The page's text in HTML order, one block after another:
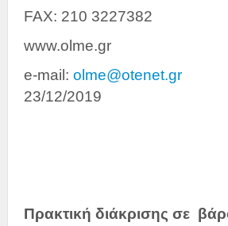
FAX: 210 3227382
www.olme.gr
e-mail: olme@otenet.gr
23/12/2019
Πρακτική διάκρισης σε